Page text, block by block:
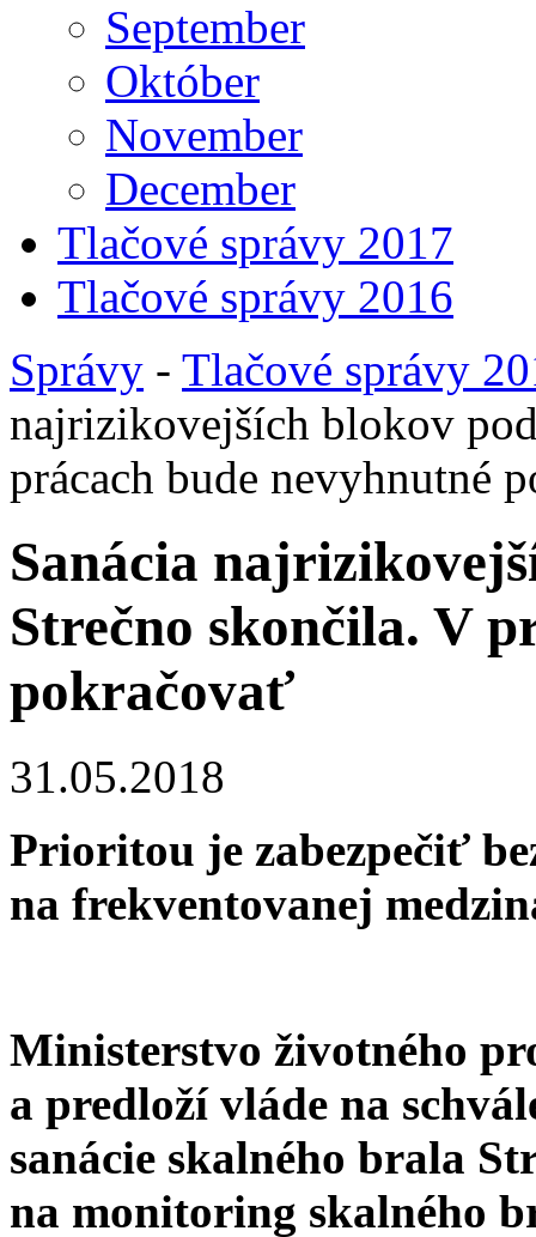
September
Október
November
December
Tlačové správy 2017
Tlačové správy 2016
Správy - Tlačové správy
najrizikovejších blokov
prácach bude nevyhnutné
Sanácia
Strečno skončila. V
pokračovať
31.05.2018
Prioritou je zabezpečiť
na frekventovanej
Ministerstvo životného
a predloží vláde na
sanácie skalného brala
na monitoring skalného